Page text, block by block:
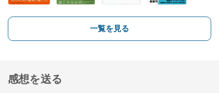
一覧を見る
感想を送る